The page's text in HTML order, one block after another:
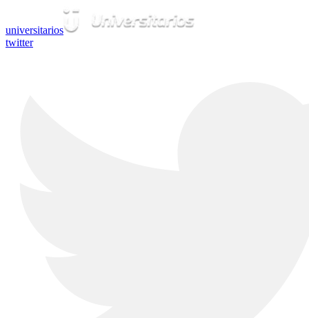
universitarios
twitter